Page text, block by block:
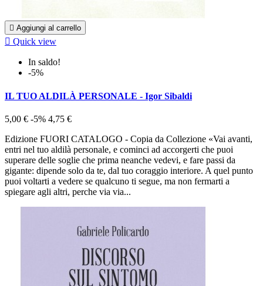
 Aggiungi al carrello
 Quick view
In saldo!
-5%
IL TUO ALDILÀ PERSONALE - Igor Sibaldi
5,00 € -5% 4,75 €
Edizione FUORI CATALOGO - Copia da Collezione «Vai avanti,
entri nel tuo aldilà personale, e cominci ad accorgerti che puoi
superare delle soglie che prima neanche vedevi, e fare passi da
gigante: dipende solo da te, dal tuo coraggio interiore. A quel punto
puoi voltarti a vedere se qualcuno ti segue, ma non fermarti a
spiegare agli altri, perche via via...